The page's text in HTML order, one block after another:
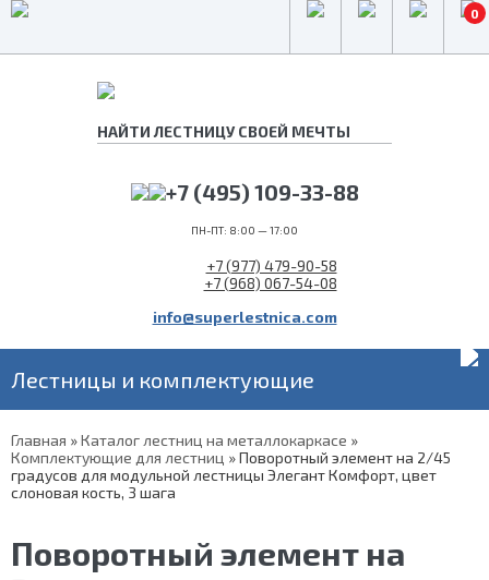
0
+7 (495) 109-33-88
ПН-ПТ: 8:00 — 17:00
+7 (977) 479-90-58
+7 (968) 067-54-08
info@superlestnica.com
Лестницы и комплектующие
Главная »Каталог лестниц на металлокаркасе »
Комплектующие для лестниц »Поворотный элемент на 2/45
градусов для модульной лестницы Элегант Комфорт, цвет
слоновая кость, 3 шага
Поворотный элемент на